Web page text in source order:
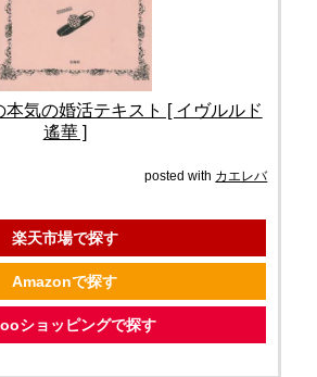
気の婚活テキスト [ イヴルルド
遙華 ]
posted with カエレバ
楽天市場で探す
Amazonで探す
ショッピングで探す